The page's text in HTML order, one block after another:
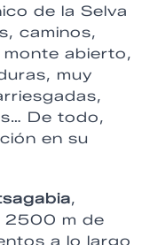
de la Selva
caminos,
abierto,
muy
De todo,
en su
,
2500 m de
a lo largo